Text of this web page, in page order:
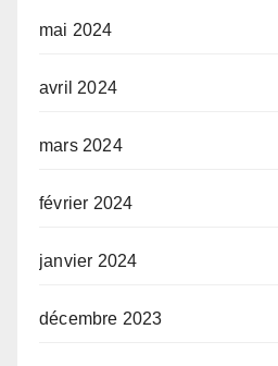
mai 2024
avril 2024
mars 2024
février 2024
janvier 2024
décembre 2023